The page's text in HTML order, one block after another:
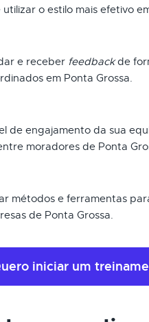
utilizar o estilo mais efetivo
e receber feedbackde
em Ponta Grossa.
de engajamento da sua
moradores de Ponta
métodos e ferramentas
de Ponta Grossa.
iniciar um